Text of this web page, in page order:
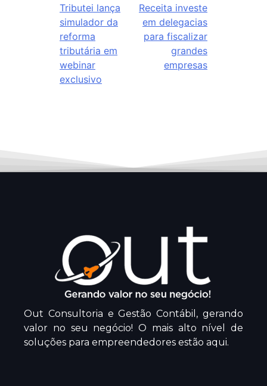
Tributei lança
simulador da
reforma
tributária em
webinar
exclusivo
Receita investe
em delegacias
para fiscalizar
grandes
empresas
Out Consultoria e Gestão Contábil, gerando
valor no seu negócio! O mais alto nível de
soluções para empreendedores estão aqui.